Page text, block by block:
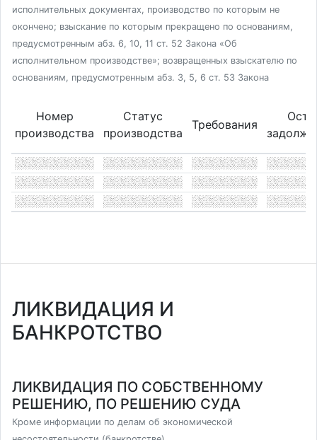
исполнительных документах, производство по которым не
окончено; взыскание по которым прекращено по основаниям,
предусмотренным абз. 6, 10, 11 ст. 52 Закона «Об
исполнительном производстве»; возвращенных взыскателю по
основаниям, предусмотренным абз. 3, 5, 6 ст. 53 Закона
Номер
производства
Статус
производства
Требования
ЛИКВИДАЦИЯ И
БАНКРОТСТВО
ЛИКВИДАЦИЯ ПО СОБСТВЕННОМУ
РЕШЕНИЮ, ПО РЕШЕНИЮ СУДА
Кроме информации по делам об экономической